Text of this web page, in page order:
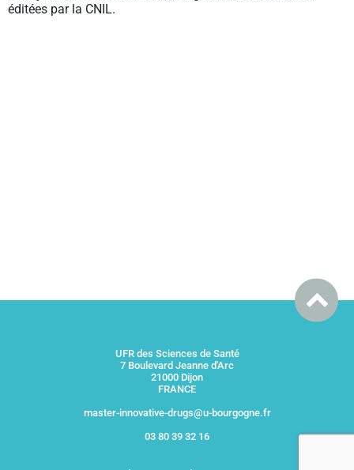
éditées par la CNIL.
UFR des Sciences de Santé
7 Boulevard Jeanne d'Arc
21000 Dijon
FRANCE
master-innovative-drugs@u-bourgogne.fr
03 80 39 32 16